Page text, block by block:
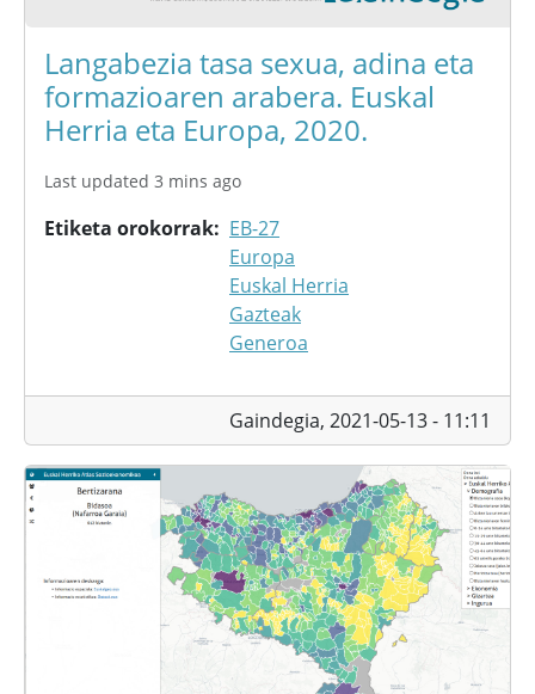
Langabezia tasa sexua, adina eta
formazioaren arabera. Euskal
Herria eta Europa, 2020.
Last updated 3 mins ago
Etiketa orokorrak
EB-27
Europa
Euskal Herria
Gazteak
Generoa
Gaindegia, 2021-05-13 - 11:11